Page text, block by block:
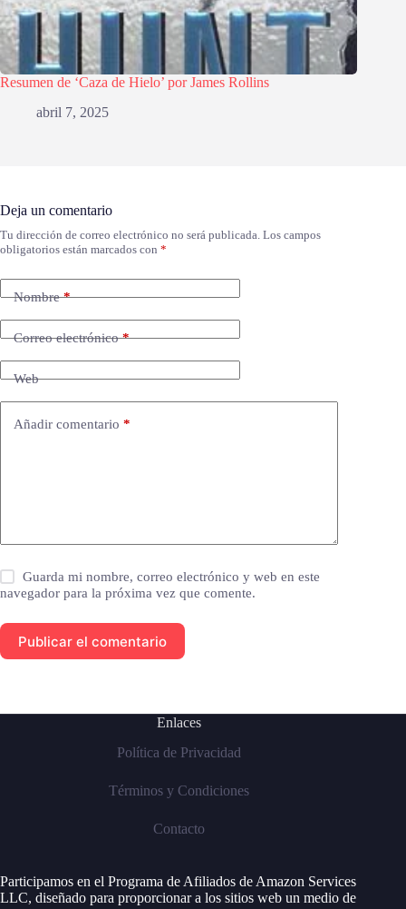
Resumen de ‘Caza de Hielo’ por James Rollins
abril 7, 2025
Deja un comentario
Tu dirección de correo electrónico no será publicada. Los campos
obligatorios están marcados con *
Nombre*
Correo electrónico*
Web
Añadir comentario *
Guarda mi nombre, correo electrónico y web en este
navegador para la próxima vez que comente.
Publicar el comentario
Enlaces
Política de Privacidad
Términos y Condiciones
Contacto
Participamos en el Programa de Afiliados de Amazon Services
LLC, diseñado para proporcionar a los sitios web un medio de